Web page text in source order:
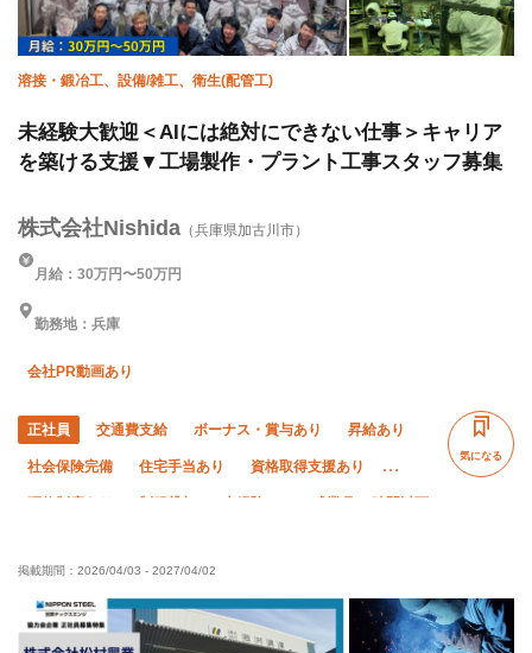
溶接・鍛冶工、設備/雑工、衛生(配管工)
未経験大歓迎＜AIには絶対にできない仕事＞キャリア
を築ける支援▼工場製作・プラント工事スタッフ募集
株式会社Nishida （兵庫県加古川市）
月給：30万円〜50万円
勤務地：兵庫
会社PR動画あり
正社員 交通費支給 ボーナス・賞与あり 昇給あり
社会保険完備 住宅手当あり 資格取得支援あり
研修制度あり 制服貸与 未経験OK 残業月10時間以下
気になる
掲載期間： 2026/04/03 - 2027/04/02